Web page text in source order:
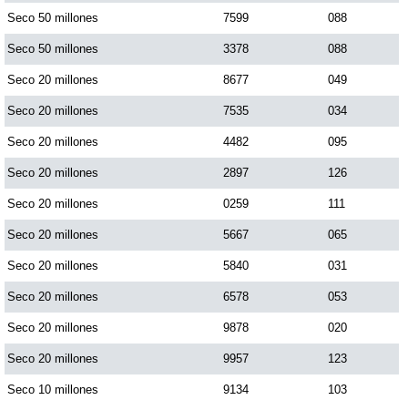
Paisita Día
Paisita Noche
Paisita 3
Pick 3 Día
Pick 3 Noche
Pick 4 Día
Pick 4 Noche
Seco 50 millones 7599 088
Seco 50 millones 3378 088
Seco 20 millones 8677 049
Seco 20 millones 7535 034
Seco 20 millones 4482 095
Seco 20 millones 2897 126
Seco 20 millones 0259 111
Seco 20 millones 5667 065
Seco 20 millones 5840 031
Seco 20 millones 6578 053
Seco 20 millones 9878 020
Seco 20 millones 9957 123
Seco 10 millones 9134 103